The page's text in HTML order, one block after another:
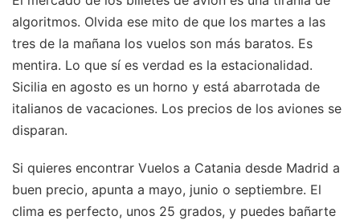
algoritmos. Olvida ese mito de que los martes a las
tres de la mañana los vuelos son más baratos. Es
mentira. Lo que sí es verdad es la estacionalidad.
Sicilia en agosto es un horno y está abarrotada de
italianos de vacaciones. Los precios de los aviones se
disparan.
Si quieres encontrar Vuelos a Catania desde Madrid a
buen precio, apunta a mayo, junio o septiembre. El
clima es perfecto, unos 25 grados, y puedes bañarte